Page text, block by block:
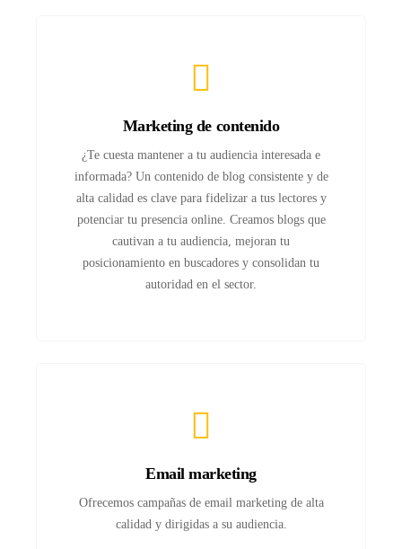
Marketing de contenido
¿Te cuesta mantener a tu audiencia interesada e
informada? Un contenido de blog consistente y de
alta calidad es clave para fidelizar a tus lectores y
potenciar tu presencia online. Creamos blogs que
cautivan a tu audiencia, mejoran tu
posicionamiento en buscadores y consolidan tu
autoridad en el sector.
Email marketing
Ofrecemos campañas de email marketing de alta
calidad y dirigidas a su audiencia.